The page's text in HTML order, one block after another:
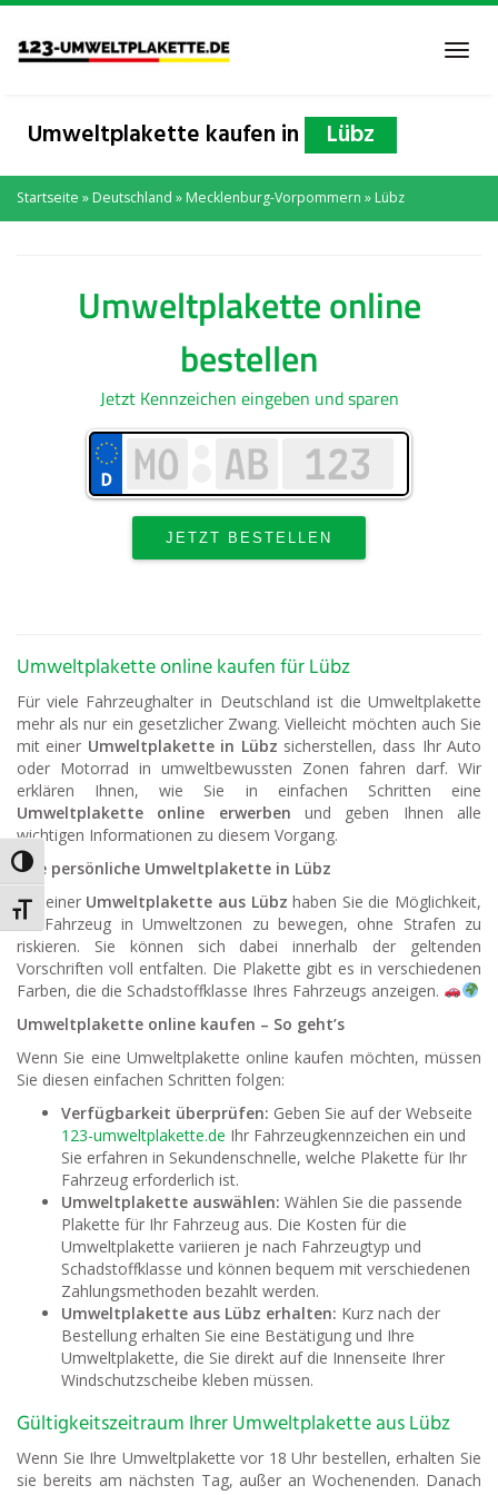
Umschalten auf hohe Kontraste
Schrift vergrößern
Skip
main
Umweltplakette kaufen in Lübz
Startseite » Deutschland » Mecklenburg-Vorpommern » Lübz
Umweltplakette online kaufen für Lübz
Für viele Fahrzeughalter in Deutschland ist die Umweltplakette
mehr als nur ein gesetzlicher Zwang. Vielleicht möchten auch Sie
mit einer Umweltplakette in Lübz sicherstellen, dass Ihr Auto
oder Motorrad in umweltbewussten Zonen fahren darf. Wir
erklären Ihnen, wie Sie in einfachen Schritten eine
Umweltplakette online erwerben und geben Ihnen alle
wichtigen Informationen zu diesem Vorgang.
Ihre persönliche Umweltplakette in Lübz
Mit einer Umweltplakette aus Lübz haben Sie die Möglichkeit,
Ihr Fahrzeug in Umweltzonen zu bewegen, ohne Strafen zu
riskieren. Sie können sich dabei innerhalb der geltenden
Vorschriften voll entfalten. Die Plakette gibt es in verschiedenen
Farben, die die Schadstoffklasse Ihres Fahrzeugs anzeigen.
Umweltplakette online kaufen – So geht’s
Wenn Sie eine Umweltplakette online kaufen möchten, müssen
Sie diesen einfachen Schritten folgen:
Verfügbarkeit überprüfen: Geben Sie auf der Webseite
123-umweltplakette.de Ihr Fahrzeugkennzeichen ein und
Sie erfahren in Sekundenschnelle, welche Plakette für Ihr
Fahrzeug erforderlich ist.
Umweltplakette auswählen: Wählen Sie die passende
Plakette für Ihr Fahrzeug aus. Die Kosten für die
Umweltplakette variieren je nach Fahrzeugtyp und
Schadstoffklasse und können bequem mit verschiedenen
Zahlungsmethoden bezahlt werden.
Umweltplakette aus Lübz erhalten: Kurz nach der
Bestellung erhalten Sie eine Bestätigung und Ihre
Umweltplakette, die Sie direkt auf die Innenseite Ihrer
Windschutzscheibe kleben müssen.
Gültigkeitszeitraum Ihrer Umweltplakette aus Lübz
Wenn Sie Ihre Umweltplakette vor 18 Uhr bestellen, erhalten Sie
sie bereits am nächsten Tag, außer an Wochenenden. Danach